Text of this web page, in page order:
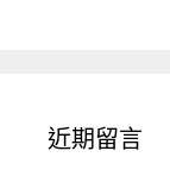
近期留言